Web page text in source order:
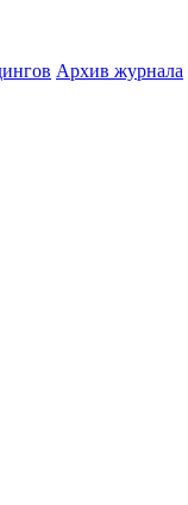
Архив журнала